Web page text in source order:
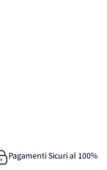
Pagamenti Sicuri al 100%